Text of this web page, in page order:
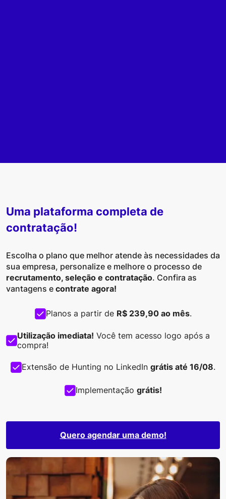
Uma plataforma completa de
contratação!
Escolha o plano que melhor atende às necessidades da
sua empresa, personalize e melhore o processo de
recrutamento, seleção e contratação. Confira as
vantagens e contrate agora!
Planos a partir de R$ 239,90 ao mês.
Utilização imediata! Você tem acesso logo após a
compra!
Extensão de Hunting no LinkedIn grátis até 16/08.
Implementação grátis!
Quero agendar uma demo!